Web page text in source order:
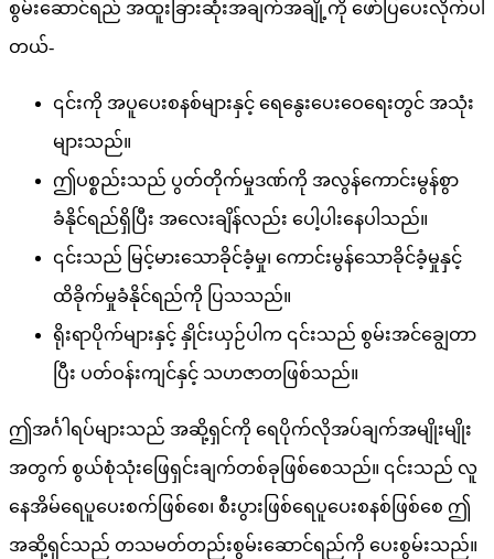
စွမ်းဆောင်ရည် အထူးခြားဆုံးအချက်အချို့ကို ဖော်ပြပေးလိုက်ပါ
တယ်-
၎င်းကို အပူပေးစနစ်များနှင့် ရေနွေးပေးဝေရေးတွင် အသုံး
များသည်။
ဤပစ္စည်းသည် ပွတ်တိုက်မှုဒဏ်ကို အလွန်ကောင်းမွန်စွာ
ခံနိုင်ရည်ရှိပြီး အလေးချိန်လည်း ပေါ့ပါးနေပါသည်။
၎င်းသည် မြင့်မားသောခိုင်ခံ့မှု၊ ကောင်းမွန်သောခိုင်ခံ့မှုနှင့်
ထိခိုက်မှုခံနိုင်ရည်ကို ပြသသည်။
ရိုးရာပိုက်များနှင့် နှိုင်းယှဉ်ပါက ၎င်းသည် စွမ်းအင်ချွေတာ
ပြီး ပတ်ဝန်းကျင်နှင့် သဟဇာတဖြစ်သည်။
ဤအင်္ဂါရပ်များသည် အဆို့ရှင်ကို ရေပိုက်လိုအပ်ချက်အမျိုးမျိုး
အတွက် စွယ်စုံသုံးဖြေရှင်းချက်တစ်ခုဖြစ်စေသည်။ ၎င်းသည် လူ
နေအိမ်ရေပူပေးစက်ဖြစ်စေ၊ စီးပွားဖြစ်ရေပူပေးစနစ်ဖြစ်စေ ဤ
အဆို့ရှင်သည် တသမတ်တည်းစွမ်းဆောင်ရည်ကို ပေးစွမ်းသည်။